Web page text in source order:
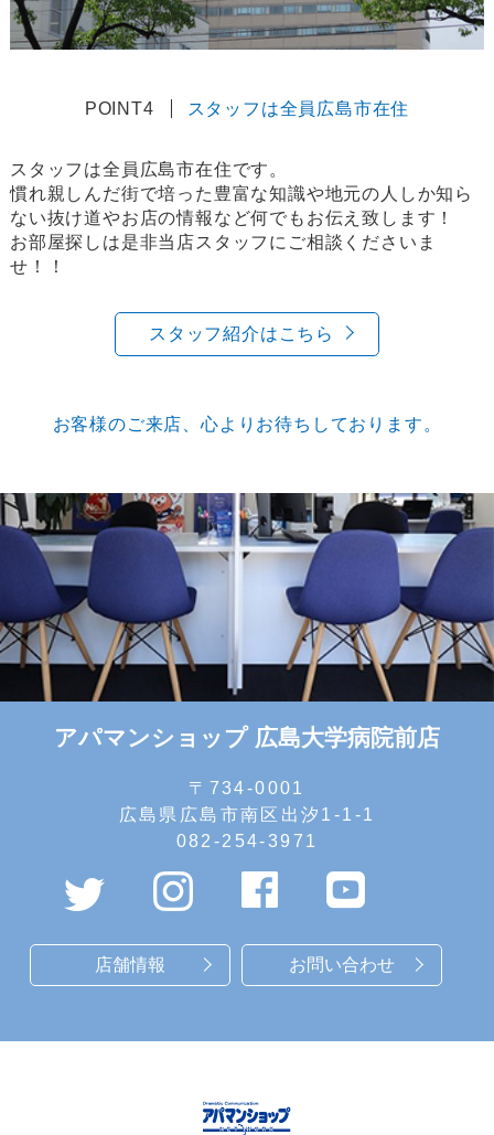
POINT4 スタッフは全員広島市在住
スタッフは全員広島市在住です。
慣れ親しんだ街で培った豊富な知識や地元の人しか知ら
ない抜け道やお店の情報など何でもお伝え致します！
お部屋探しは是非当店スタッフにご相談くださいま
せ！！
スタッフ紹介はこちら
お客様のご来店、心よりお待ちしております。
アパマンショップ 広島大学病院前店
〒734-0001
広島県広島市南区出汐1-1-1
082-254-3971
店舗情報 お問い合わせ